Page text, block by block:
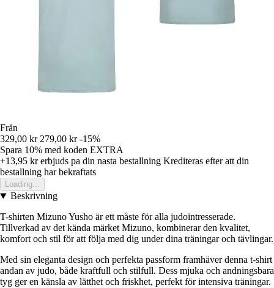
Från
329,00 kr 279,00 kr -15%
Spara 10% med koden EXTRA
+13,95 krerbjuds pa din nasta bestallning Krediteras efter att din
bestallning har bekraftats
Loading...
Beskrivning
T-shirten Mizuno Yusho är ett måste för alla judointresserade.
Tillverkad av det kända märket Mizuno, kombinerar den kvalitet,
komfort och stil för att följa med dig under dina träningar och tävlingar.
Med sin eleganta design och perfekta passform framhäver denna t-shirt
andan av judo, både kraftfull och stilfull. Dess mjuka och andningsbara
tyg ger en känsla av lätthet och friskhet, perfekt för intensiva träningar.